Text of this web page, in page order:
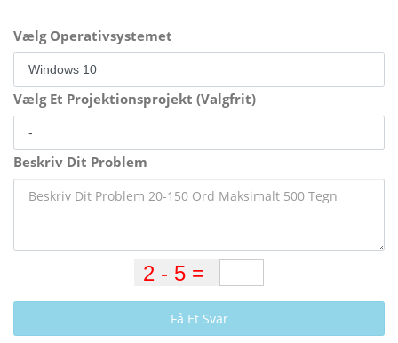
Vælg Operativsystemet
Vælg Et Projektionsprojekt (Valgfrit)
Beskriv Dit Problem
Få Et Svar